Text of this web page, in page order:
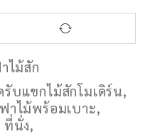
ไม้สัก
รับแขกไม้สักโมเดิร์น,
าไม้พร้อมเบาะ,
ที่นั่ง,